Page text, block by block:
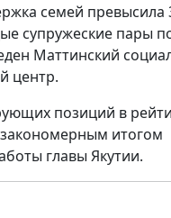
семей превысила
супружеские пары
Маттинский
центр.
позиций в
итогом
главы Якутии.